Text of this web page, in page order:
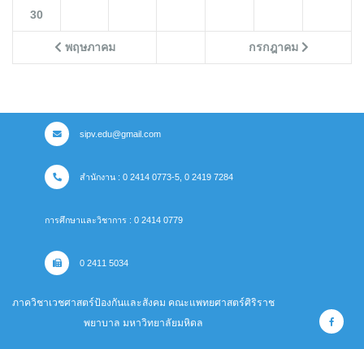
พฤษภาคม กรกฎาคม
30
sipv.edu@gmail.com
สำนักงาน : 0 2414 0773-5, 0 2419 7284
การศึกษาและวิชาการ : 0 2414 0779
0 2411 5034
ภาควิชาเวชศาสตร์ป้องกันและสังคม คณะแพทยศาสตร์ศิริราช
พยาบาล มหาวิทยาลัยมหิดล